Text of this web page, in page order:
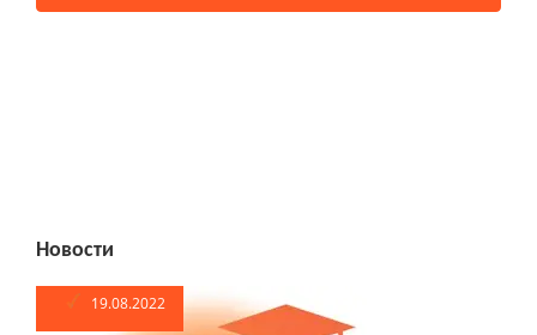
Новости
19.08.2022